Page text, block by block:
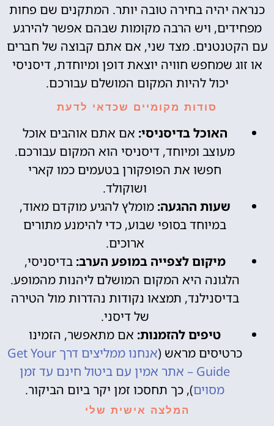
כנראה יהיה בחירה טובה יותר. המתקנים שם פחות
מפחידים, ויש הרבה מקומות שבהם אפשר להירגע
עם הקטנטנים. מצד שני, אם אתם קבוצה של חברים
או זוג שמחפש חוויה יוצאת דופן ומיוחדת, דיסניסי
יכול להיות המקום המושלם עבורכם.
סודות מקומיים שכדאי לדעת
האוכל בדיסניסי: אם אתם אוהבים אוכל
מעוצב ומיוחד, דיסניסי הוא המקום עבורכם.
חפשו את הפופקורן בטעמים כמו קארי
ושוקולד.
שעות ההגעה: מומלץ להגיע מוקדם מאוד,
במיוחד בסופי שבוע, כדי להימנע מתורים
ארוכים.
מיקום לצפייה במופע הערב: בדיסניסי,
הלגונה היא המקום המושלם ליהנות מהמופע.
בדיסנילנד, תמצאו נקודות נהדרות מול הטירה
של דיסני.
טיפים להזמנות: אם מתאפשר, הזמינו
כרטיסים מראש (
אנחנו ממליצים דרך Get Your
Guide – אתר אמין עם ביטול חינם עד זמן
מסוים), כך תחסכו זמן יקר ביום הביקור.
המלצה אישית שלי